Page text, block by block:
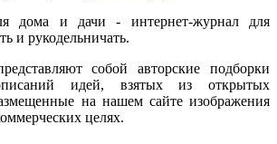
дома и дачи - интернет-журнал для
и рукодельничать.
собой авторские подборки
идей, взятых из открытых
на нашем сайте изображения
целях.